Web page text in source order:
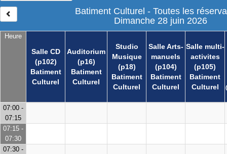
Heure
Salle CD
(p102)
Batiment
Culturel
Auditorium
(p16)
Batiment
Culturel
Studio
Musique
(p18)
Batiment
Culturel
Salle Arts-
manuels
(p104)
Batiment
Culturel
Salle multi-
activites
(p105)
Batiment
Culturel
Batiment Culturel - Toutes les
Dimanche 28 juin 2026
07:00 -
07:15
07:15 -
07:30
07:30 -